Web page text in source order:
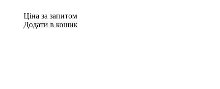
Ціна за запитом
Додати в кошик